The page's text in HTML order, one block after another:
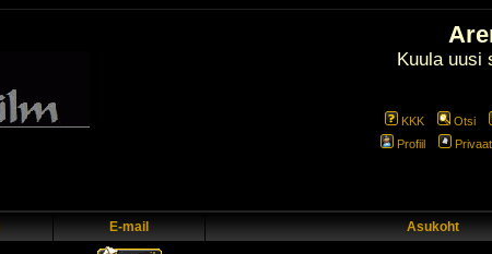
Kuula uusi
KKK Otsi
Profiil
E-mail Asukoht